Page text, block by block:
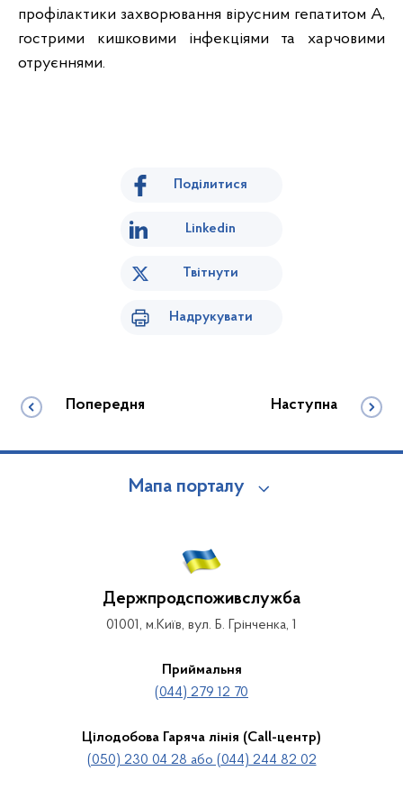
профілактики захворювання вірусним гепатитом А,
гострими кишковими інфекціями та харчовими
отруєннями.
Поділитися
Linkedin
Твітнути
Надрукувати
Попередня Наступна
Мапа порталу
Держпродспоживслужба
01001, м.Київ, вул. Б. Грінченка, 1
Приймальня
(044) 279 12 70
Цілодобова Гаряча лінія (Call-центр)
(050) 230 04 28 або (044) 244 82 02